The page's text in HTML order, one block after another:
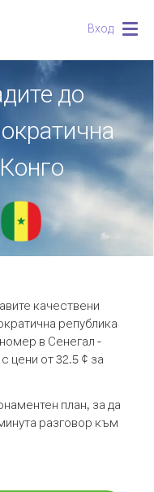
Вход
до
качествени
република
в Сенегал -
цени от 32.5 ¢ за
план, за да
разговор към